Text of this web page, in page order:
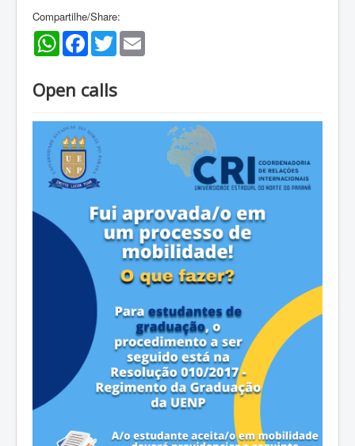
Compartilhe/Share:
WhatsAppFacebookTwitter
Open calls